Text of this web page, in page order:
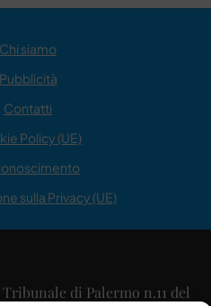
Chi siamo
Pubblicità
Contatti
Policy (UE)
sulla Privacy (UE)
di Palermo n.11 del